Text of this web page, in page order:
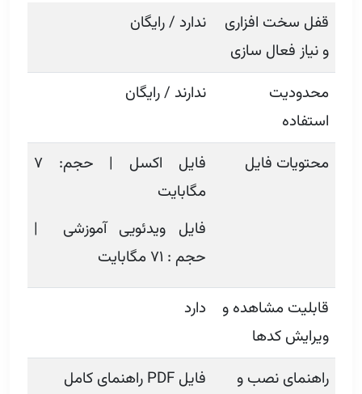
قفل سخت افزاری
و نیاز فعال سازی
ندارد / رایگان
محدودیت
استفاده
ندارند / رایگان
محتویات فایل
فایل اکسل | حجم: ۷
مگابایت
فایل‌ ویدئویی آموزشی |
حجم : ۷۱ مگابایت
قابلیت مشاهده و
ویرایش کدها
دارد
راهنمای نصب و
فایل PDF راهنمای کامل